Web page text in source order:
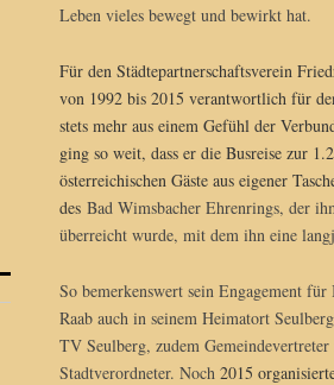
Leben vieles bewegt und bewirkt hat.
Für den Städtepartnerschaftsverein
von 1992 bis 2015 verantwortlich für
stets mehr aus einem Gefühl der
ging so weit, dass er die Busreise zur
österreichischen Gäste aus eigener
des Bad Wimsbacher Ehrenrings, der
überreicht wurde, mit dem ihn eine
So bemerkenswert sein Engagement
Raab auch in seinem Heimatort
TV Seulberg, zudem
Stadtverordneter. Noch 2015